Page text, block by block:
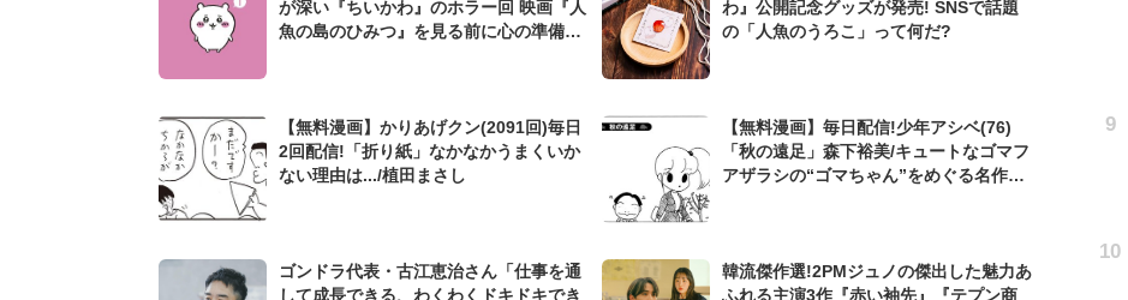
が深い『ちいかわ』のホラー回 映画『人
魚の島のひみつ』を見る前に心の準備
わ』公開記念グッズが発売! SNSで話題
の「人魚のうろこ」って何だ?
【無料漫画】かりあげクン(2091回)毎日
2回配信!「折り紙」なかなかうまくいか
ない理由は.../植田まさし
【無料漫画】毎日配信!少年アシベ(76)
「秋の遠足」森下裕美/キュートなゴマフ
アザラシの“ゴマちゃん”をめぐる名作ギ
ゴンドラ代表・古江恵治さん「仕事を通
して成長できる、わくわくドキドキでき
韓流傑作選!2PMジュノの傑出した魅力あ
ふれる主演3作『赤い袖先』『テプン商